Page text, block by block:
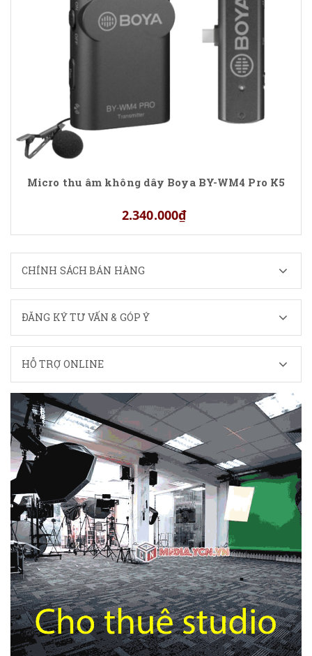
Micro thu âm không dây Boya BY-WM4 Pro K5
2.340.000₫
CHÍNH SÁCH BÁN HÀNG
ĐĂNG KÝ TƯ VẤN & GÓP Ý
HỖ TRỢ ONLINE